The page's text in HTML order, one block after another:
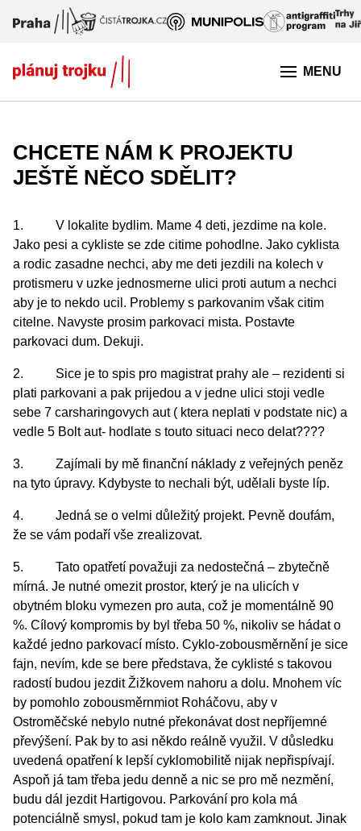
Přeskočit na hlavní obsah
MENU
CHCETE NÁM K PROJEKTU
JEŠTĚ NĚCO SDĚLIT?
1. V lokalite bydlim. Mame 4 deti, jezdime na kole.
Jako pesi a cykliste se zde citime pohodlne. Jako cyklista
a rodic zasadne nechci, aby me deti jezdili na kolech v
protismeru v uzke jednosmerne ulici proti autum a nechci
aby je to nekdo ucil. Problemy s parkovanim však citim
citelne. Navyste prosim parkovaci mista. Postavte
parkovaci dum. Dekuji.
2. Sice je to spis pro magistrat prahy ale – rezidenti si
plati parkovani a pak prijedou a v jedne ulici stoji vedle
sebe 7 carsharingovych aut ( ktera neplati v podstate nic) a
vedle 5 Bolt aut- hodlate s touto situaci neco delat????
3. Zajímali by mě finanční náklady z veřejných peněz
na tyto úpravy. Kdybyste to nechali být, udělali byste líp.
4. Jedná se o velmi důležitý projekt. Pevně doufám,
že se vám podaří vše zrealizovat.
5. Tato opatřetí považuji za nedostečná – zbytečně
mírná. Je nutné omezit prostor, který je na ulicích v
obytném bloku vymezen pro auta, což je momentálně 90
%. Cílový kompromis by byl třeba 50 %, nikoliv se hádat o
každé jedno parkovací místo. Cyklo-zobousměrnění je sice
fajn, nevím, kde se bere představa, že cyklisté s takovou
radostí budou jezdit Žižkovem nahoru a dolu. Mnohem víc
by pomohlo zobousměrnmiot Roháčovu, aby v
Ostroměčské nebylo nutné překonávat dost nepříjemné
převýšení. Pak by to asi někdo reálně využil. V důsledku
uvedená opatření k lepší cyklomobilitě nijak nepřispívají.
Aspoň já tam třeba jedu denně a nic se pro mě nezmění,
budu dál jezdit Hartigovou. Parkování pro kola má
potenciálně smysl, pokud tam je kolo kam zamknout. Jinak